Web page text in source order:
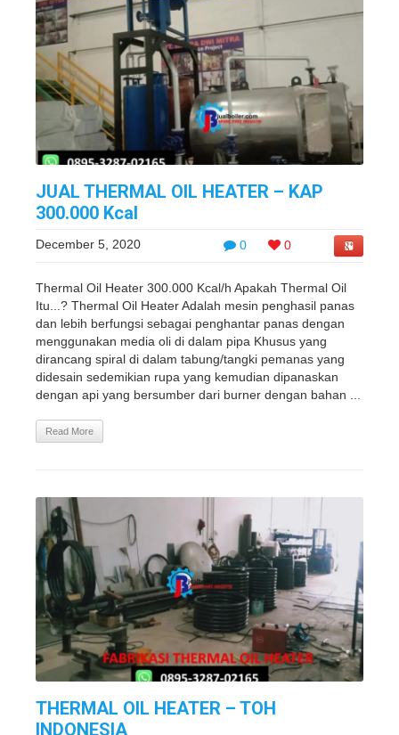
JUAL THERMAL OIL HEATER – KAP
300.000 Kcal
0 0
December 5, 2020
Thermal Oil Heater 300.000 Kcal/h Apakah Thermal Oil
Itu...? Thermal Oil Heater Adalah mesin penghasil panas
dan lebih berfungsi sebagai penghantar panas dengan
menggunakan media oli di dalam pipa Khusus yang
dirancang spiral di dalam tabung/tangki pemanas yang
didesain sedemikian rupa yang kemudian dipanaskan
dengan api yang bersumber dari burner dengan bahan ...
Read More
THERMAL OIL HEATER – TOH
INDONESIA